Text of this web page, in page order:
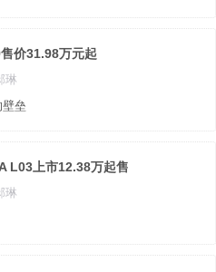
价31.98万元起
琳
垒
L03上市12.38万起售
琳